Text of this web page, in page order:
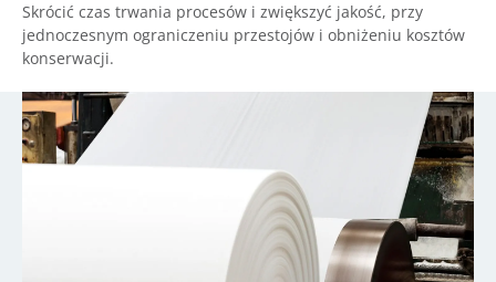
Skrócić czas trwania procesów i zwiększyć jakość, przy
jednoczesnym ograniczeniu przestojów i obniżeniu kosztów
konserwacji.